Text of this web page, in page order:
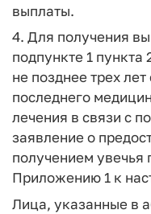
выплаты.
4. Для получения
подпункте 1
не позднее трех
последнего
лечения в связи с
заявление о
получением увечья
Приложению 1 к
Лица, указанные в